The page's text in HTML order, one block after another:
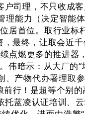
理，不只收成客
能力（决定智能
居首位。取行业
最终，让取会近
点燃更多的推进
伟暗示：从大厂
产物代办署理取
行！是超等个别
蓝凌认证培训、